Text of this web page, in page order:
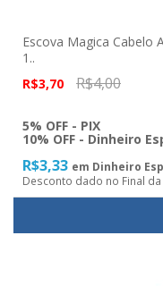
Escova Magica Cabelo
1..
R$3,70
R$4,00
5% OFF - PIX
10% OFF - Dinheiro
R$3,33 em Dinheiro
Desconto dado no Final